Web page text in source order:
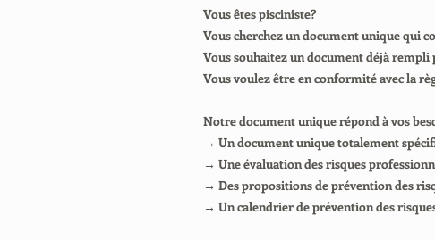
Vous êtes pisciniste?
Vous cherchez un document unique qui
Vous souhaitez un document déjà rempli
Vous voulez être en conformité avec la
Notre document unique répond à vos
→ Un document unique totalement
→ Une évaluation des risques
→ Des propositions de prévention des
→ Un calendrier de prévention des